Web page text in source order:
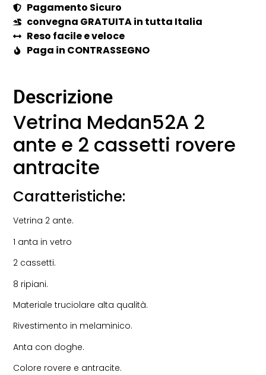
Pagamento Sicuro
convegna GRATUITA in tutta Italia
Reso facile e veloce
Paga in CONTRASSEGNO
Descrizione
Vetrina Medan52A 2
ante e 2 cassetti rovere
antracite
Caratteristiche:
Vetrina 2 ante.
1 anta in vetro
2 cassetti.
8 ripiani.
Materiale truciolare alta qualità.
Rivestimento in melaminico.
Anta con doghe.
Colore rovere e antracite.